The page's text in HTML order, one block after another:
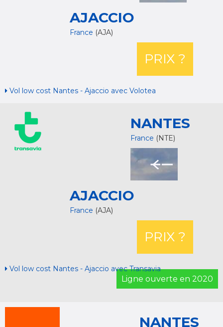
AJACCIO
France (AJA)
PRIX ?
Vol low cost Nantes - Ajaccio avec Volotea
NANTES
France (NTE)
AJACCIO
France (AJA)
PRIX ?
Vol low cost Nantes - Ajaccio avec Transavia
Ligne ouverte en 2020
NANTES